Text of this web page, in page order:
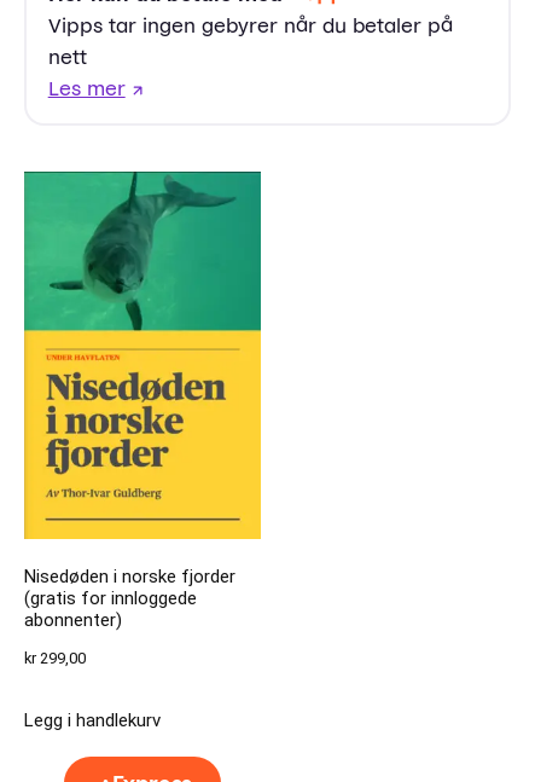
Nisedøden i norske fjorder
(gratis for innloggede
abonnenter)
kr299,00
Legg i handlekurv